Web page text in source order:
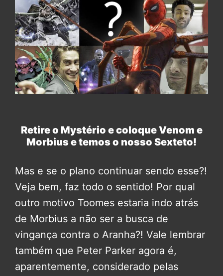
Retire o Mystério e coloque Venom e
Morbius e temos o nosso Sexteto!
Mas e se o plano continuar sendo esse?!
Veja bem, faz todo o sentido! Por qual
outro motivo Toomes estaria indo atrás
de Morbius a não ser a busca de
vingança contra o Aranha?! Vale lembrar
também que Peter Parker agora é,
aparentemente, considerado pelas